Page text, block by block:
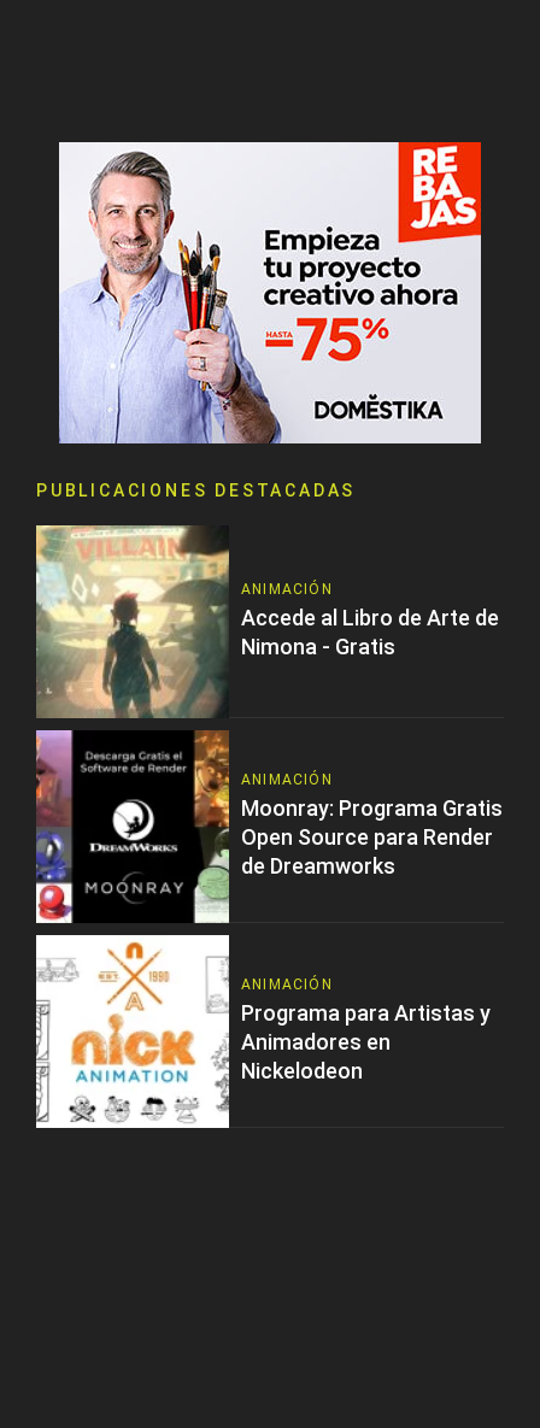
PUBLICACIONES DESTACADAS
ANIMACIÓN
Accede al Libro de Arte de
Nimona - Gratis
ANIMACIÓN
Moonray: Programa Gratis
Open Source para Render
de Dreamworks
ANIMACIÓN
Programa para Artistas y
Animadores en
Nickelodeon